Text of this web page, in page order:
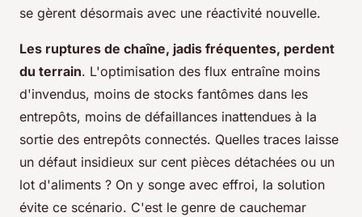
se gèrent désormais avec une réactivité nouvelle.
Les ruptures de chaîne, jadis fréquentes, perdent
du terrain. L'optimisation des flux entraîne moins
d'invendus, moins de stocks fantômes dans les
entrepôts, moins de défaillances inattendues à la
sortie des entrepôts connectés. Quelles traces laisse
un défaut insidieux sur cent pièces détachées ou un
lot d'aliments ? On y songe avec effroi, la solution
évite ce scénario. C'est le genre de cauchemar